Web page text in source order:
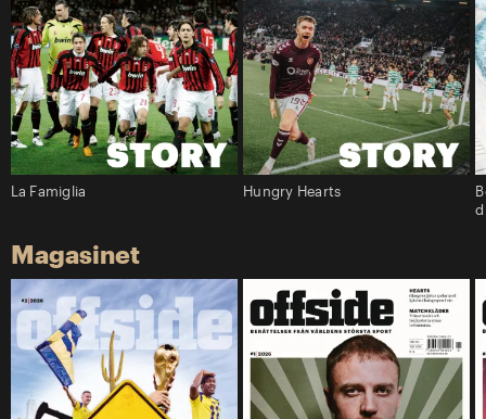
La Famiglia Hungry Hearts
Magasinet